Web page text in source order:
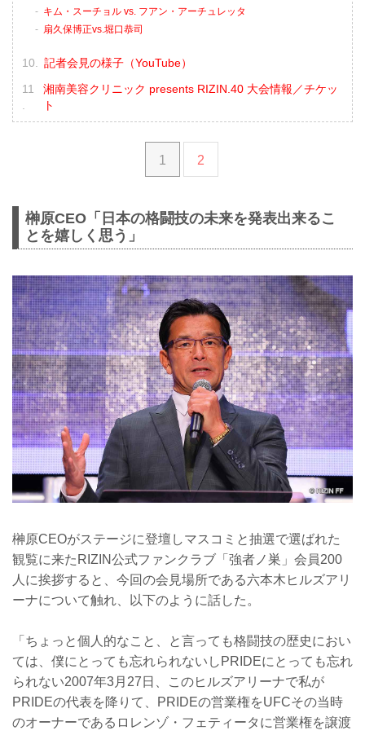
キム・スーチョル vs. フアン・アーチュレッタ
扇久保博正vs.堀口恭司
記者会見の様子（YouTube）
湘南美容クリニック presents RIZIN.40 大会情報／チケッ
ト
1 2
榊原CEO「日本の格闘技の未来を発表出来るこ
とを嬉しく思う」
榊原CEOがステージに登壇しマスコミと抽選で選ばれた
観覧に来たRIZIN公式ファンクラブ「強者ノ巣」会員200
人に挨拶すると、今回の会見場所である六本木ヒルズアリ
ーナについて触れ、以下のように話した。
「ちょっと個人的なこと、と言っても格闘技の歴史におい
ては、僕にとっても忘れられないしPRIDEにとっても忘れ
られない2007年3月27日、このヒルズアリーナで私が
PRIDEの代表を降りて、PRIDEの営業権をUFCその当時
のオーナーであるロレンゾ・フェティータに営業権を譲渡